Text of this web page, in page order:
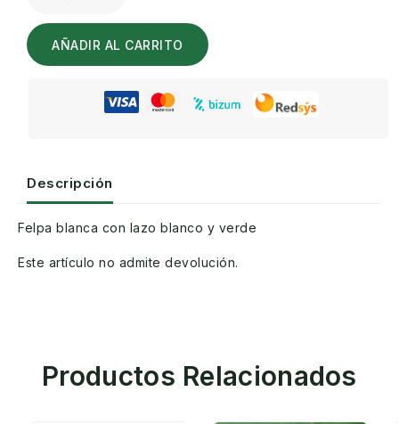
AÑADIR AL CARRITO
Descripción
Felpa blanca con lazo blanco y verde
Este artículo no admite devolución.
Productos Relacionados